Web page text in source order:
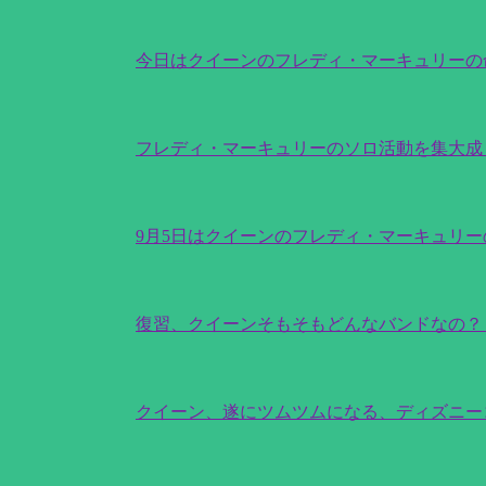
今日はクイーンのフレディ・マーキュリー
フレディ・マーキュリーのソロ活動を集大
9月5日はクイーンのフレディ・マーキュリ
復習、クイーンそもそもどんなバンドなの？
クイーン、遂にツムツムになる、ディズニ